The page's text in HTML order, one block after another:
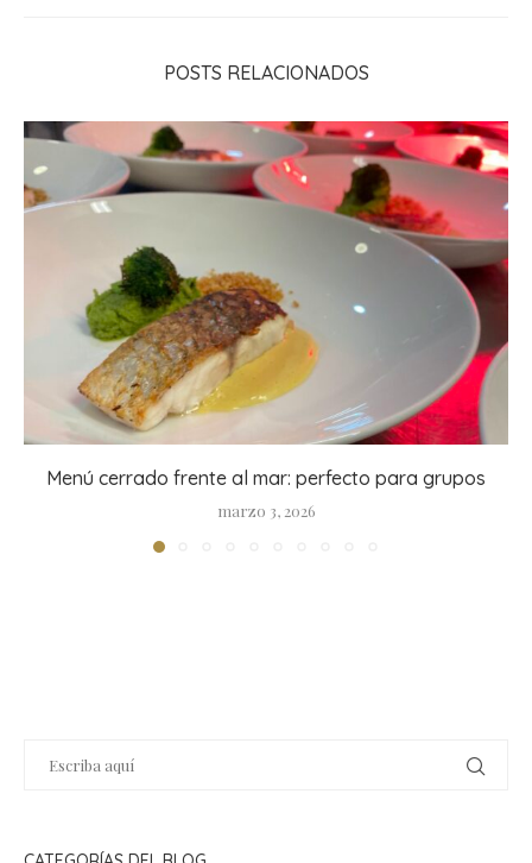
POSTS RELACIONADOS
Menú cerrado frente al mar: perfecto para grupos
marzo 3, 2026